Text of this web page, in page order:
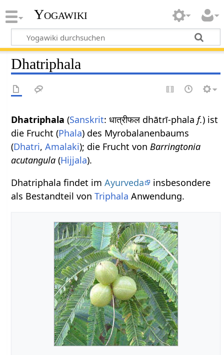
Yogawiki
Dhatriphala
Dhatriphala (Sanskrit: धात्रीफल dhātrī-phalaf.) ist
die Frucht (Phala) des Myrobalanenbaums
(Dhatri,Amalaki); die Frucht vonBarringtonia
acutangula (Hijjala).
Dhatriphala findet imAyurveda
insbesondere
als Bestandteil vonTriphala Anwendung.